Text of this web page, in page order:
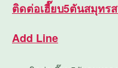
ติดต่อเฮี๊ยบ5ตันสมุทร
Add Line